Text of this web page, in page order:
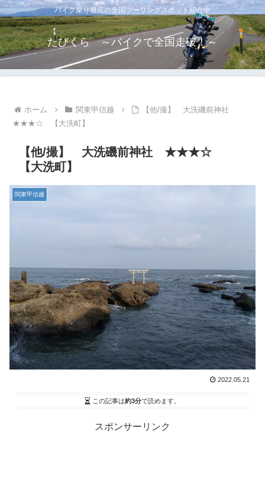
バイク乗り視点の全国ツーリングスポット紹介中
たびくら ～バイクで全国走破！～
ホーム 関東甲信越
【他/撮】 大洗磯前神社
★★★☆ 【大洗町】
【他/撮】 大洗磯前神社 ★★★☆
【大洗町】
関東甲信越
2022.05.21
この記事は約3分で読めます。
スポンサーリンク